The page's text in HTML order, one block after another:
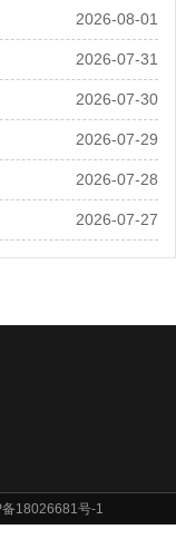
2026-08-01
2026-07-31
2026-07-30
2026-07-29
2026-07-28
2026-07-27
18026681号-1